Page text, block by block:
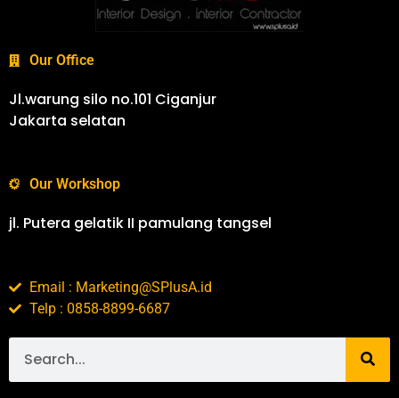
Our Office
Jl.warung silo no.101 Ciganjur
Jakarta selatan
Our Workshop
jl. Putera gelatik II pamulang tangsel
Email : Marketing@SPlusA.id
Telp : 0858-8899-6687